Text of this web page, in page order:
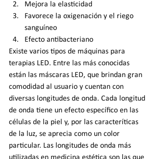
Mejora la elasticidad
Favorece la oxigenación y el riego
sanguíneo
Efecto antibacteriano
Existe varios tipos de máquinas para
terapias LED. Entre las más conocidas
están las máscaras LED, que brindan gran
comodidad al usuario y cuentan con
diversas longitudes de onda. Cada longitud
de onda tiene un efecto específico en las
células de la piel y, por las caracteríticas
de la luz, se aprecia como un color
particular. Las longitudes de onda más